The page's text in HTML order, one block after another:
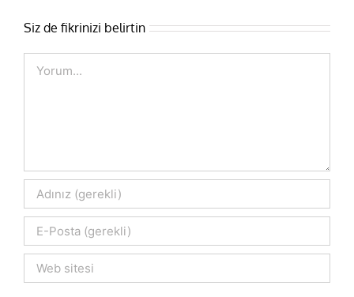
Siz de fikrinizi belirtin